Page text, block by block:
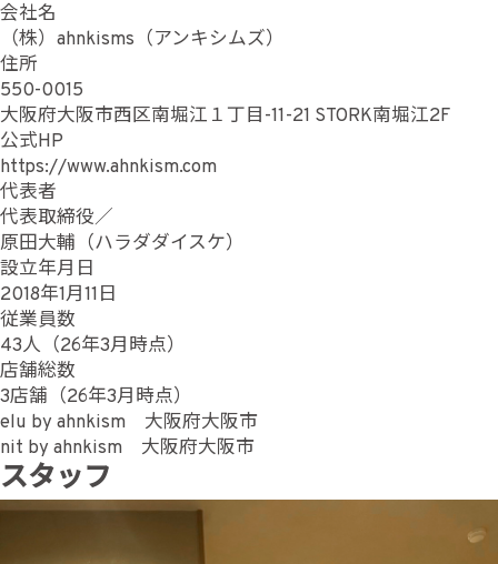
会社名
（株）ahnkisms（アンキシムズ）
住所
550-0015
大阪府大阪市西区南堀江１丁目-11-21 STORK南堀江2F
公式HP
https://www.ahnkism.com
代表者
代表取締役／
原田大輔（ハラダダイスケ）
設立年月日
2018年1月11日
従業員数
43人（26年3月時点）
店舗総数
3店舗（26年3月時点）
elu by ahnkism 大阪府大阪市
nit by ahnkism 大阪府大阪市
スタッフ